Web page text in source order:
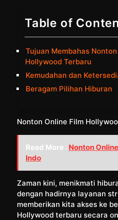
Table of
Tujuan Membahas
Hollywood Terbaru
Kemudahan dan
Beragam Pilihan Hiburan
Nonton Online Film
Read More : Nonton
Indo
Zaman kini, menikmati
dengan hadirnya layanan
memberikan kita akses ke
Hollywood terbaru secara